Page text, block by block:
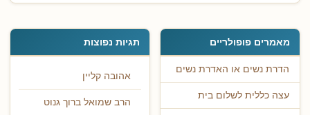
מאמרים פופולריים
הדרת נשים או האדרת נשים
עצה כללית לשלום בית
תגיות נפוצות
אהובה קליין
הרב שמואל ברוך גנוט